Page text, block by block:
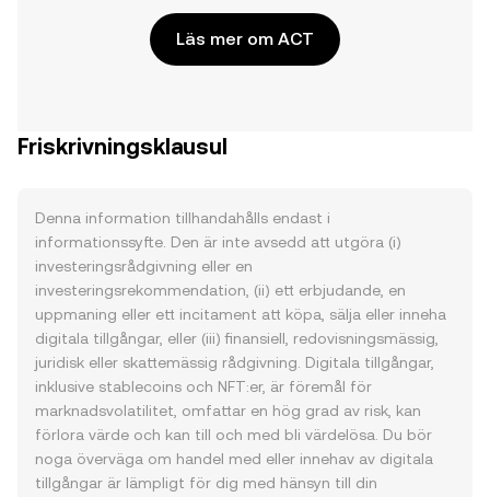
Läs mer om ACT
Friskrivningsklausul
Denna information tillhandahålls endast i
informationssyfte. Den är inte avsedd att utgöra (i)
investeringsrådgivning eller en
investeringsrekommendation, (ii) ett erbjudande, en
uppmaning eller ett incitament att köpa, sälja eller inneha
digitala tillgångar, eller (iii) finansiell, redovisningsmässig,
juridisk eller skattemässig rådgivning. Digitala tillgångar,
inklusive stablecoins och NFT:er, är föremål för
marknadsvolatilitet, omfattar en hög grad av risk, kan
förlora värde och kan till och med bli värdelösa. Du bör
noga överväga om handel med eller innehav av digitala
tillgångar är lämpligt för dig med hänsyn till din